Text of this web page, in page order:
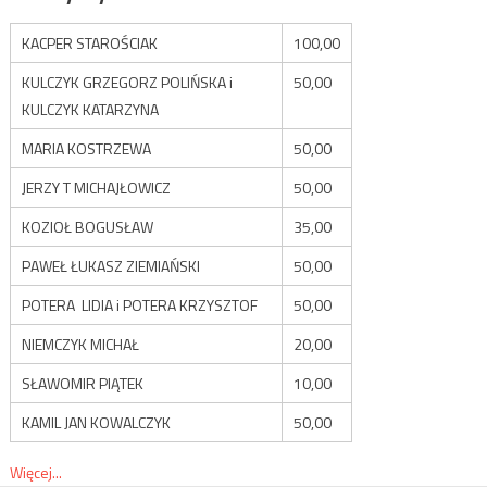
KACPER STAROŚCIAK
100,00
KULCZYK GRZEGORZ POLIŃSKA i
KULCZYK KATARZYNA
50,00
MARIA KOSTRZEWA
50,00
JERZY T MICHAJŁOWICZ
50,00
KOZIOŁ BOGUSŁAW
35,00
PAWEŁ ŁUKASZ ZIEMIAŃSKI
50,00
POTERA LIDIA i POTERA KRZYSZTOF
50,00
NIEMCZYK MICHAŁ
20,00
SŁAWOMIR PIĄTEK
10,00
KAMIL JAN KOWALCZYK
50,00
Więcej...